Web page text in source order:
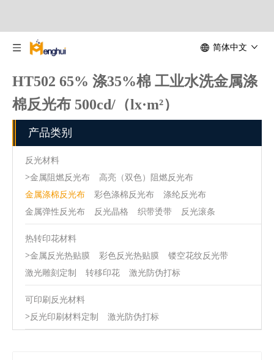
简体中文
HT502 65% 涤35%棉 工业水洗金属涤
棉反光布 500cd/（lx·m²）
首页 » 反光材料 » 金属涤棉反光布 » HT502 65% 涤35%棉 工业水洗金
属涤棉反光布 500cd/（lx·m²）
产品类别
反光材料
>金属阻燃反光布
高亮（双色）阻燃反光布
金属涤棉反光布
彩色涤棉反光布
涤纶反光布
金属弹性反光布
反光晶格 织带烫带 反光滚条
热转印花材料
>金属反光热贴膜 彩色反光热贴膜
镂空花纹反光带
激光雕刻定制
转移印花 激光防伪打标
可印刷反光材料
>反光印刷材料定制 激光防伪打标